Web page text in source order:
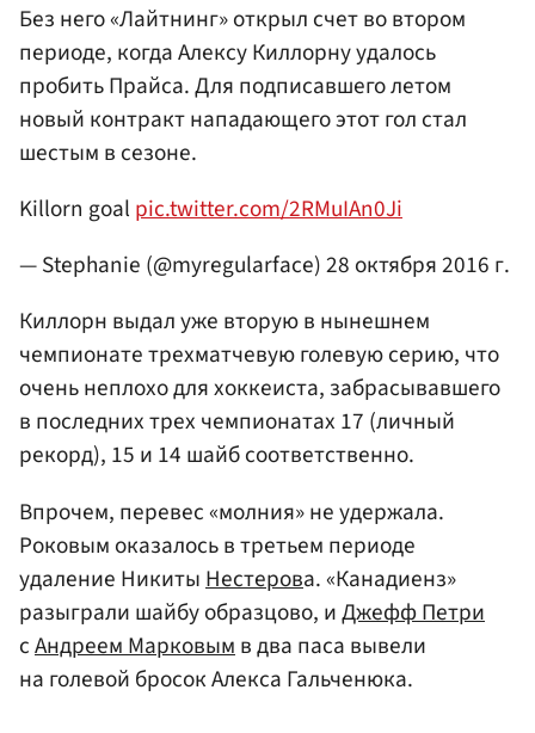
Без него «Лайтнинг» открыл счет во втором
периоде, когда Алексу Киллорну удалось
пробить Прайса. Для подписавшего летом
новый контракт нападающего этот гол стал
шестым в сезоне.
Killorn goal pic.twitter.com/2RMuIAn0Ji
— Stephanie (@myregularface)28 октября 2016 г.
Киллорн выдал уже вторую в нынешнем
чемпионате трехматчевую голевую серию, что
очень неплохо для хоккеиста, забрасывавшего
в последних трех чемпионатах 17 (личный
рекорд), 15 и 14 шайб соответственно.
Впрочем, перевес «молния» не удержала.
Роковым оказалось в третьем периоде
удаление НикитыНестерова. «Канадиенз»
разыграли шайбу образцово, иДжефф Петри
сАндреем Марковымв два паса вывели
на голевой бросок Алекса Гальченюка.